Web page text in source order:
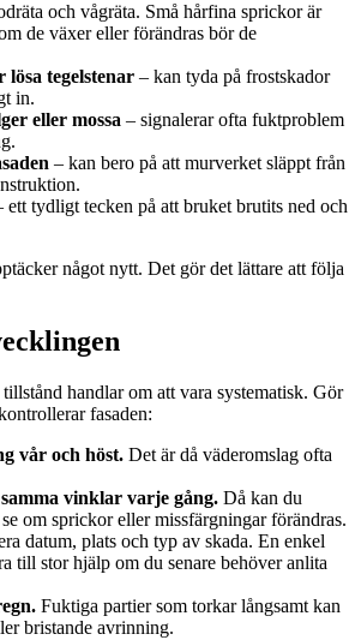
och vågräta. Små hårfina sprickor är
de växer eller förändras bör de
tegelstenar – kan tyda på frostskador
in.
eller mossa – signalerar ofta fuktproblem
– kan bero på att murverket släppt från
ett tydligt tecken på att bruket brutits ned och
något nytt. Det gör det lättare att följa
handlar om att vara systematisk. Gör
fasaden:
vår och höst. Det är då väderomslag ofta
vinklar varje gång. Då kan du
om sprickor eller missfärgningar förändras.
datum, plats och typ av skada. En enkel
till stor hjälp om du senare behöver anlita
Fuktiga partier som torkar långsamt kan
bristande avrinning.